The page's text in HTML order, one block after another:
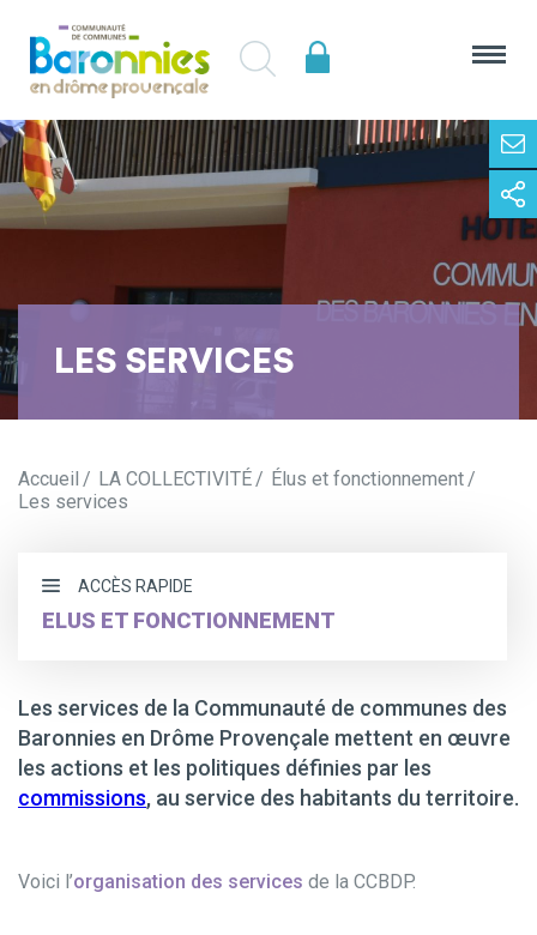
LES SERVICES
Accueil LA COLLECTIVITÉ
Élus et fonctionnement
Les services
ACCÈS RAPIDE
ELUS ET FONCTIONNEMENT
Les compétences
Les services
Le statut de l’élu local
Les services de la Communauté de communes des
Baronnies en Drôme Provençale mettent en œuvre
les actions et les politiques définies par les
commissions, au service des habitants du territoire.
Voici l’organisation des services de la CCBDP.